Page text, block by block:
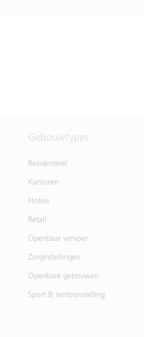
Gebouwtypes
Residentieel
Kantoren
Hotels
Retail
Openbaar vervoer
Zorginstellingen
Openbare gebouwen
Sport & tentoonstelling